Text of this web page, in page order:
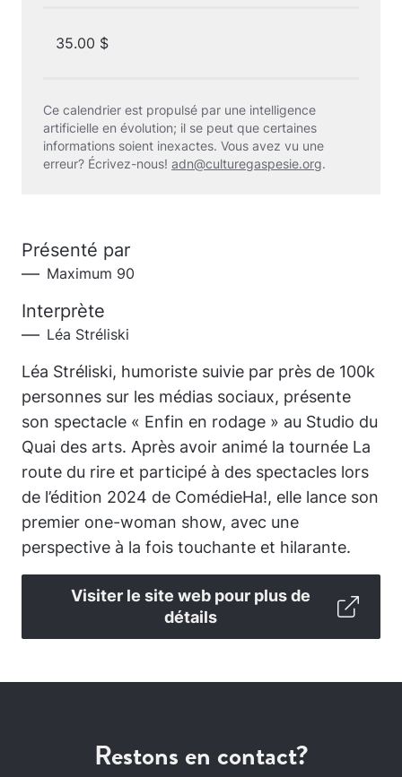
35.00 $
Ce calendrier est propulsé par une intelligence
artificielle en évolution; il se peut que certaines
informations soient inexactes. Vous avez vu une
erreur? Écrivez-nous! adn@culturegaspesie.org.
Présenté par
Maximum 90
Interprète
Léa Stréliski
Léa Stréliski, humoriste suivie par près de 100k
personnes sur les médias sociaux, présente
son spectacle « Enfin en rodage » au Studio du
Quai des arts. Après avoir animé la tournée La
route du rire et participé à des spectacles lors
de l’édition 2024 de ComédieHa!, elle lance son
premier one-woman show, avec une
perspective à la fois touchante et hilarante.
Visiter le site web pour plus de
détails
Restons en contact?